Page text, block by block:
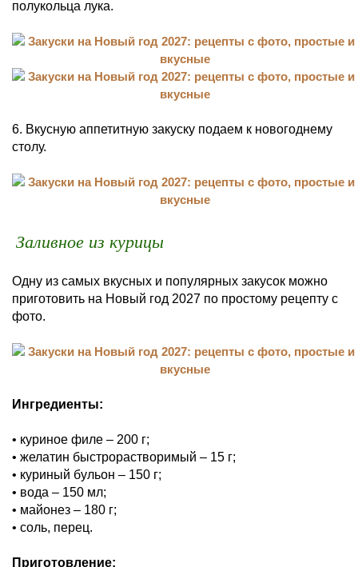
полукольца лука.
6. Вкусную аппетитную закуску подаем к новогоднему
столу.
Заливное из курицы
Одну из самых вкусных и популярных закусок можно
приготовить на Новый год 2027 по простому рецепту с
фото.
Ингредиенты:
• куриное филе – 200 г;
• желатин быстрорастворимый – 15 г;
• куриный бульон – 150 г;
• вода – 150 мл;
• майонез – 180 г;
• соль, перец.
Приготовление: